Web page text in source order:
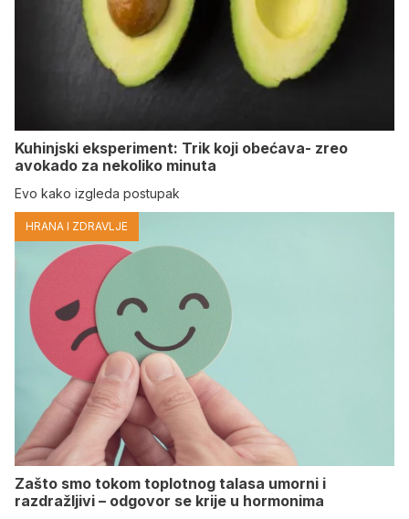
Kuhinjski eksperiment: Trik koji obećava- zreo
avokado za nekoliko minuta
Evo kako izgleda postupak
HRANA I ZDRAVLJE
Zašto smo tokom toplotnog talasa umorni i
razdražljivi – odgovor se krije u hormonima